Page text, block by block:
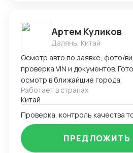
Артем Куликов
Далянь, Китай
Осмотр авто по заявке, фото/
проверка VIN и документов.
осмотр в ближайшие города.
Работает в странах
Китай
ПРЕДЛОЖИТЬ